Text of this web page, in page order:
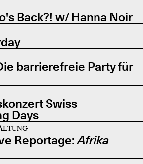
Back?! w/ Hanna Noir
barrierefreie Party für
Swiss
Days
Reportage:Afrika